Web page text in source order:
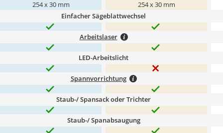
254 x 30 mm
254 x 30 mm
Einfacher Sägeblattwechsel
Arbeitslaser
LED-Arbeitslicht
Spannvorrichtung
Staub-/ Spansack oder Trichter
Staub-/ Spanabsaugung